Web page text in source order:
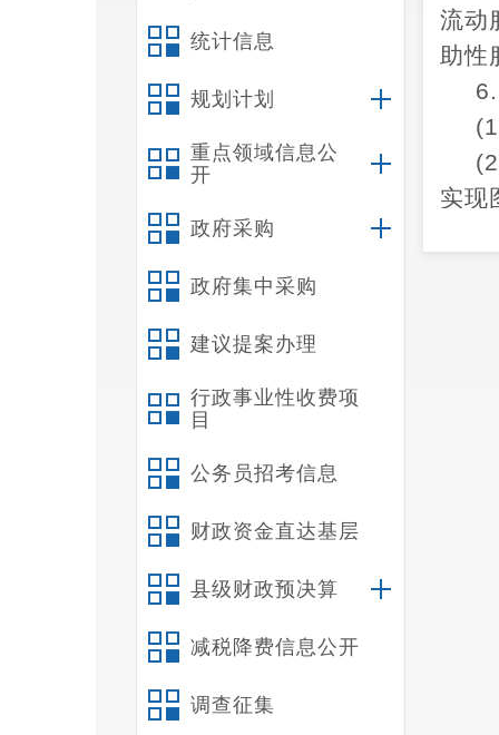
统计信息
规划计划
重点领域信息公
开
政府采购
政府集中采购
建议提案办理
行政事业性收费项
目
公务员招考信息
财政资金直达基层
县级财政预决算
减税降费信息公开
调查征集
流动
助性
实现